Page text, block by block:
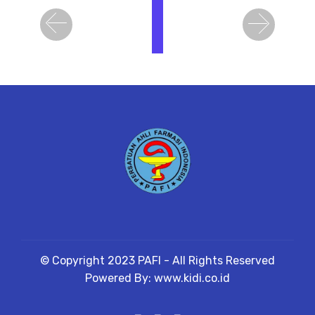
Previous Next
© Copyright 2023 PAFI - All Rights Reserved
Powered By: www.kidi.co.id